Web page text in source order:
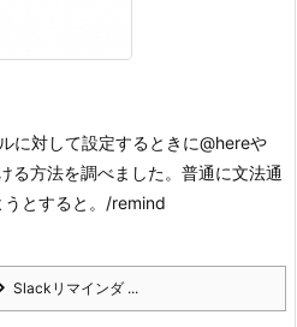
に対して設定するときに@hereや
方法を調べました。 普通に文法通
とすると。 /remind
Slackリマインダ ...